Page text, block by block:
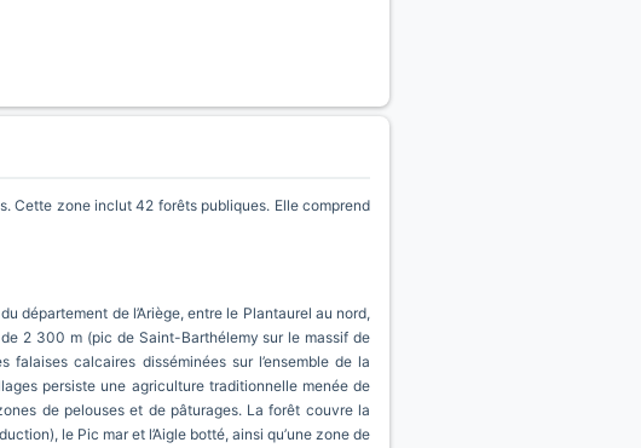
Cette zone inclut 42 forêts publiques. Elle comprend
département de l’Ariège, entre le Plantaurel au nord,
de 2 300 m (pic de Saint-Barthélemy sur le massif de
calcaires disséminées sur l’ensemble de la
persiste une agriculture traditionnelle menée de
de pelouses et de pâturages. La forêt couvre la
le Pic mar et l’Aigle botté, ainsi qu’une zone de